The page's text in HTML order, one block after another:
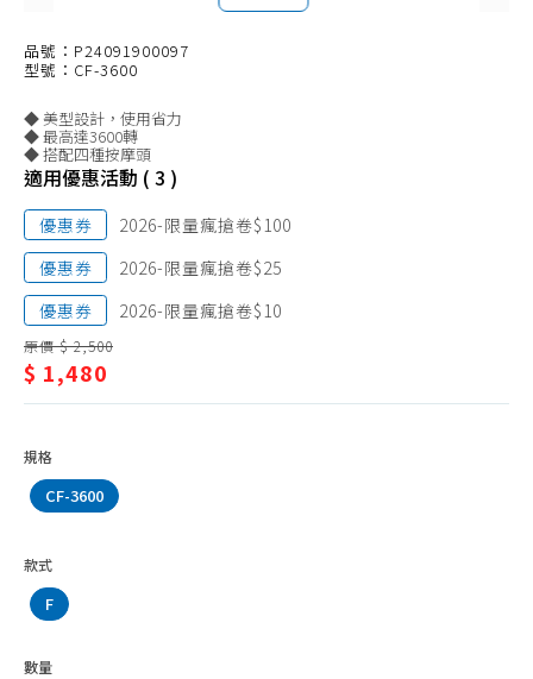
肩
腰
臀
按
摩
剪髮器、配件
清潔、美顏、其他
電鬍刀、配件
電動牙刷、配件
沖牙機、配件
按摩枕
筋膜槍
眼部、頭部按摩
腿部、足部按摩
泡腳機
品號：P24091900097
型號：CF-3600
◆ 美型設計，使用省力
◆ 最高達3600轉
◆ 搭配四種按摩頭
適用優惠活動 ( 3 )
優惠券
2026-限量瘋搶卷$100
優惠券
2026-限量瘋搶卷$25
優惠券
2026-限量瘋搶卷$10
原價 $ 2,500
$ 1,480
規格
CF-3600
款式
F
數量